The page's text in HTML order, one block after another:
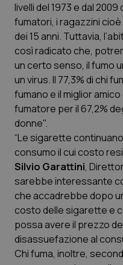
Toscana
Umbria
Valle D’Aosta
Veneto
Obesità
Oftalmologia
Oncoematologia
Oncologia &
Psoriasi & pelle
Quotidiano
Quotidiano
livelli del 1973 e dal
fumatori, i ragazzini
dei 15 anni. Tuttavia,
così radicato che,
un certo senso, il fumo
un virus. Il 77,3% di chi
fumano e il miglior
fumatore per il 67,2%
donne".
“Le sigarette
consumo il cui costo
Silvio Garattini,
sarebbe interessante
che accadrebbe dopo
costo delle sigarette e
possa avere il prezzo
disassuefazione al
Chi fuma, inoltre,